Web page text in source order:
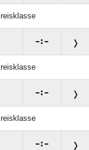
:
:
: